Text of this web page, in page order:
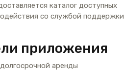
каталог доступных
со службой поддержки
приложения
аренды